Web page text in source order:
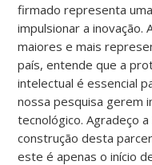
firmado representa
impulsionar a inovação.
maiores e mais
país, entende que a
intelectual é essencial
nossa pesquisa gerem
tecnológico. Agradeço
construção desta
este é apenas o início